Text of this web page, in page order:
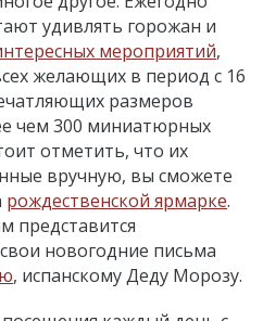
удивлять горожан и
мероприятий,
желающих в период с 16
размеров
чем 300 миниатюрных
отметить, что их
вручную, вы сможете
рождественской ярмарке.
представится
новогодние письма
, испанскому Деду Морозу.